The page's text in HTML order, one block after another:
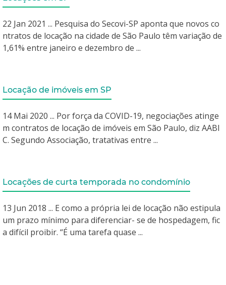
22 Jan 2021 ... Pesquisa do Secovi-SP aponta que novos co
ntratos de locação na cidade de São Paulo têm variação de
1,61% entre janeiro e dezembro de ...
Locação de imóveis em SP
14 Mai 2020 ... Por força da COVID-19, negociações atinge
m contratos de locação de imóveis em São Paulo, diz AABI
C. Segundo Associação, tratativas entre ...
Locações de curta temporada no condomínio
13 Jun 2018 ... E como a própria lei de locação não estipula
um prazo mínimo para diferenciar- se de hospedagem, fic
a difícil proibir. “É uma tarefa quase ...